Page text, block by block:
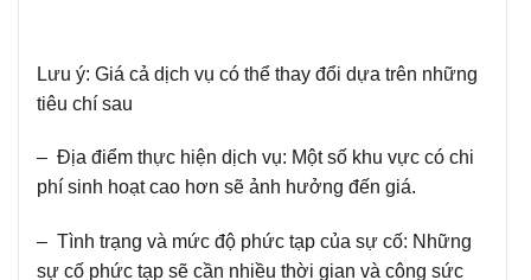
Lưu ý: Giá cả dịch vụ có thể thay đổi dựa trên những
tiêu chí sau
– Địa điểm thực hiện dịch vụ: Một số khu vực có chi
phí sinh hoạt cao hơn sẽ ảnh hưởng đến giá.
– Tình trạng và mức độ phức tạp của sự cố: Những
sự cố phức tạp sẽ cần nhiều thời gian và công sức